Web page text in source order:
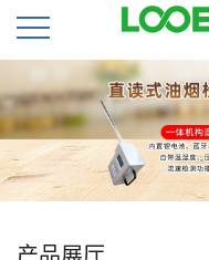
公
司
首
页